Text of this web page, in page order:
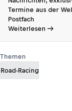
Termine aus der
Postfach
Weiterlesen
Themen
Road-Racing